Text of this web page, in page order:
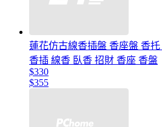
蓮花仿古線香插盤 香座盤 香
香插 線香 臥香 招財 香座 香盤
$330
$355